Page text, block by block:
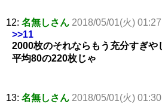
12: 名無しさん 2018/05/01(火)
>>11
2000枚のそれならもう充分すぎや
平均80の220枚じゃ
13: 名無しさん 2018/05/01(火)